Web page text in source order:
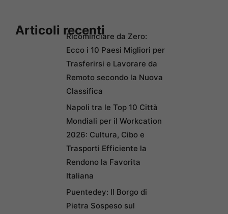
Articoli recentiRicominciare da Zero:
Ecco i 10 Paesi Migliori per
Trasferirsi e Lavorare da
Remoto secondo la Nuova
Classifica
Napoli tra le Top 10 Città
Mondiali per il Workcation
2026: Cultura, Cibo e
Trasporti Efficiente la
Rendono la Favorita
Italiana
Puentedey: Il Borgo di
Pietra Sospeso sul